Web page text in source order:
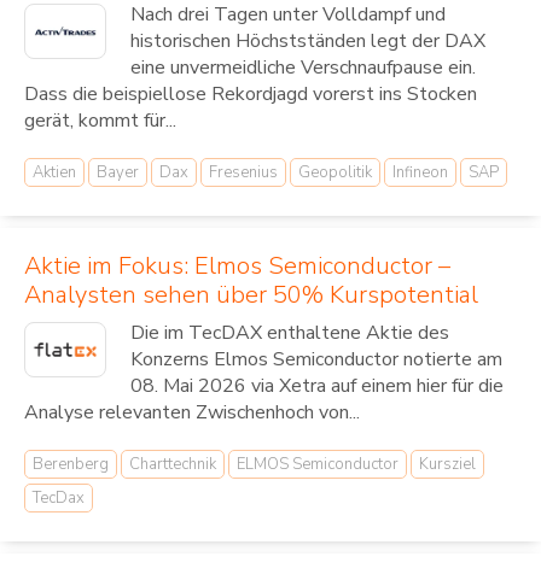
Nach drei Tagen unter Volldampf und
historischen Höchstständen legt der DAX
eine unvermeidliche Verschnaufpause ein.
Dass die beispiellose Rekordjagd vorerst ins Stocken
gerät, kommt für...
Aktien Bayer Dax Fresenius Geopolitik Infineon SAP
Aktie im Fokus: Elmos Semiconductor –
Analysten sehen über 50% Kurspotential
Die im TecDAX enthaltene Aktie des
Konzerns Elmos Semiconductor notierte am
08. Mai 2026 via Xetra auf einem hier für die
Analyse relevanten Zwischenhoch von...
Berenberg Charttechnik ELMOS Semiconductor
Kursziel
TecDax